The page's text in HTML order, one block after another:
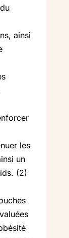
ainsi
les
un
(2)